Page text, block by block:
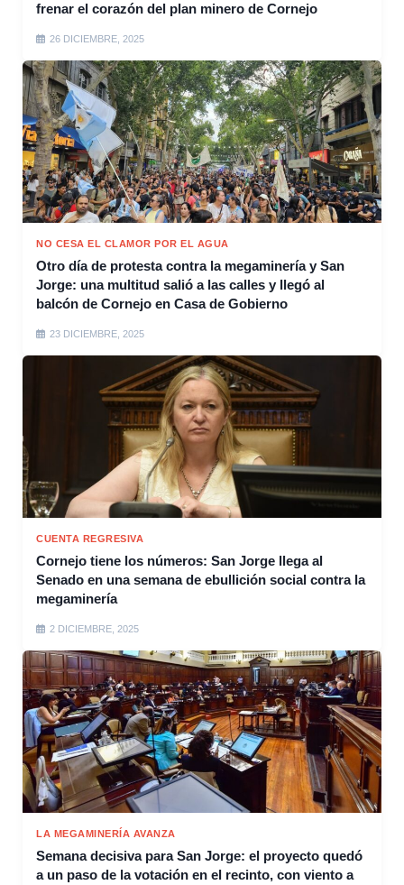
frenar el corazón del plan minero de Cornejo
26 DICIEMBRE, 2025
NO CESA EL CLAMOR POR EL AGUA
Otro día de protesta contra la megaminería y San
Jorge: una multitud salió a las calles y llegó al
balcón de Cornejo en Casa de Gobierno
23 DICIEMBRE, 2025
CUENTA REGRESIVA
Cornejo tiene los números: San Jorge llega al
Senado en una semana de ebullición social contra la
megaminería
2 DICIEMBRE, 2025
LA MEGAMINERÍA AVANZA
Semana decisiva para San Jorge: el proyecto quedó
a un paso de la votación en el recinto, con viento a